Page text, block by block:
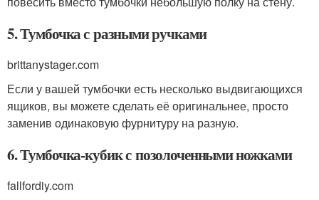
5. Тумбочка с разными ручками
brittanystager.com
Если у вашей тумбочки есть несколько выдвигающихся
ящиков, вы можете сделать её оригинальнее, просто
заменив одинаковую фурнитуру на разную.
6. Тумбочка-кубик с позолоченными ножками
fallfordiy.com